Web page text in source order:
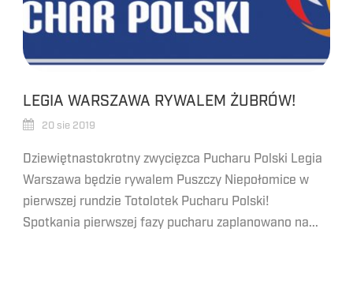
LEGIA WARSZAWA RYWALEM ŻUBRÓW!
20 sie 2019
Dziewiętnastokrotny zwycięzca Pucharu Polski Legia
Warszawa będzie rywalem Puszczy Niepołomice w
pierwszej rundzie Totolotek Pucharu Polski!
Spotkania pierwszej fazy pucharu zaplanowano na...